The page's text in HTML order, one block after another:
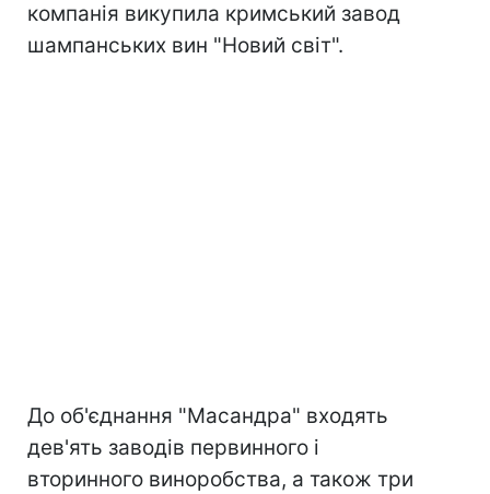
компанія викупила кримський завод
шампанських вин "Новий світ".
До об'єднання "Масандра" входять
дев'ять заводів первинного і
вторинного виноробства, а також три